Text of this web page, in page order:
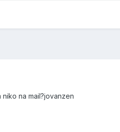
na mail?jovanzen